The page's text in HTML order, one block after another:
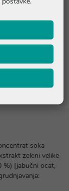
soka
zeleni velike
%) [jabučni ocat,